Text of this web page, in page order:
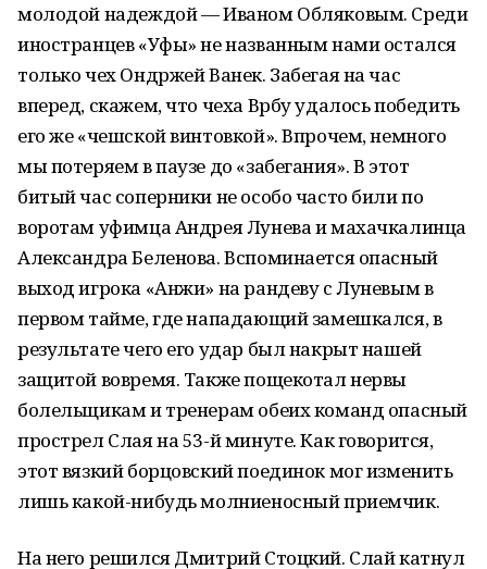
молодой надеждой — Иваном Обляковым. Среди
иностранцев «Уфы» не названным нами остался
только чех Ондржей Ванек. Забегая на час
вперед, скажем, что чеха Врбу удалось победить
его же «чешской винтовкой». Впрочем, немного
мы потеряем в паузе до «забегания». В этот
битый час соперники не особо часто били по
воротам уфимца Андрея Лунева и махачкалинца
Александра Беленова. Вспоминается опасный
выход игрока «Анжи» на рандеву с Луневым в
первом тайме, где нападающий замешкался, в
результате чего его удар был накрыт нашей
защитой вовремя. Также пощекотал нервы
болельщикам и тренерам обеих команд опасный
прострел Слая на 53-й минуте. Как говорится,
этот вязкий борцовский поединок мог изменить
лишь какой-нибудь молниеносный приемчик.
На него решился Дмитрий Стоцкий. Слай катнул